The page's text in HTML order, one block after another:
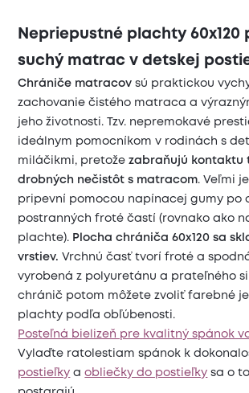
Nepriepustné plachty 60x120
suchý matrac v detskej
Chrániče matracov sú praktickou
zachovanie čistého matraca a
jeho životnosti. Tzv. nepremokavé
ideálnym pomocníkom v rodinách s
miláčikmi, pretožezabraňujú kontaktu
drobných nečistôt s matracom. Veľmi
pripevní pomocou napínacej gumy po
postranných froté častí (rovnako ako
plachte). Plocha chrániča 60x120 sa
vrstiev. Vrchnú časť tvorí froté a
vyrobená z polyuretánu a prateľného
chránič potom môžete zvoliť farebné
plachty podľa obľúbenosti.
Posteľná bielizeň pre kvalitný spánok
Vylaďte ratolestiam spánok k
postieľky aobliečky do postieľky sa o